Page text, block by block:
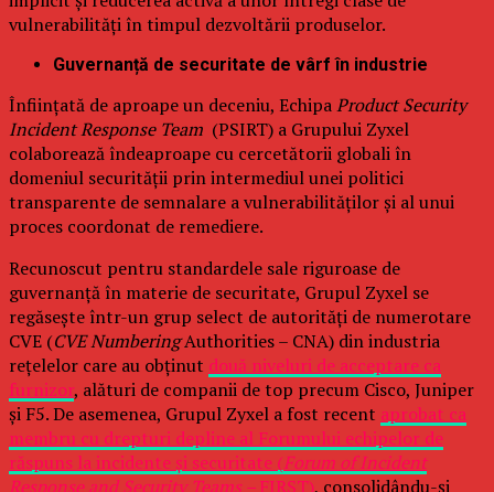
vulnerabilități în timpul dezvoltării produselor.
Guvernanță de securitate de vârf în industrie
Înființată de aproape un deceniu, EchipaProduct Security
Incident Response Team (PSIRT) a Grupului Zyxel
colaborează îndeaproape cu cercetătorii globali în
domeniul securității prin intermediul unei politici
transparente de semnalare a vulnerabilităților și al unui
proces coordonat de remediere.
Recunoscut pentru standardele sale riguroase de
guvernanță în materie de securitate, Grupul Zyxel se
regăsește într-un grup select de autorități de numerotare
CVE (CVE NumberingAuthorities – CNA) din industria
rețelelor care au obținut două niveluri de acceptare ca
furnizor, alături de companii de top precum Cisco, Juniper
și F5. De asemenea, Grupul Zyxel a fost recent aprobat ca
membru cu drepturi depline al Forumului echipelor de
răspuns la incidente și securitate (Forum of Incident
Response and Security Teams –FIRST), consolidându-și